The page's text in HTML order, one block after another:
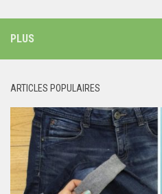
PLUS
ARTICLES POPULAIRES